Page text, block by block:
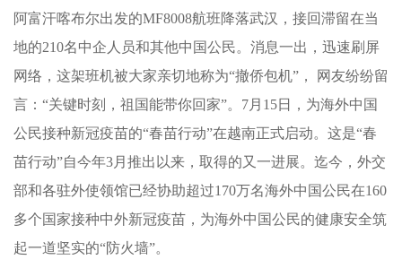
阿富汗喀布尔出发的MF8008航班降落武汉，接回滞留在当
地的210名中企人员和其他中国公民。消息一出，迅速刷屏
网络，这架班机被大家亲切地称为“撤侨包机”， 网友纷纷留
言：“关键时刻，祖国能带你回家”。7月15日，为海外中国
公民接种新冠疫苗的“春苗行动”在越南正式启动。这是“春
苗行动”自今年3月推出以来，取得的又一进展。迄今，外交
部和各驻外使领馆已经协助超过170万名海外中国公民在160
多个国家接种中外新冠疫苗，为海外中国公民的健康安全筑
起一道坚实的“防火墙”。